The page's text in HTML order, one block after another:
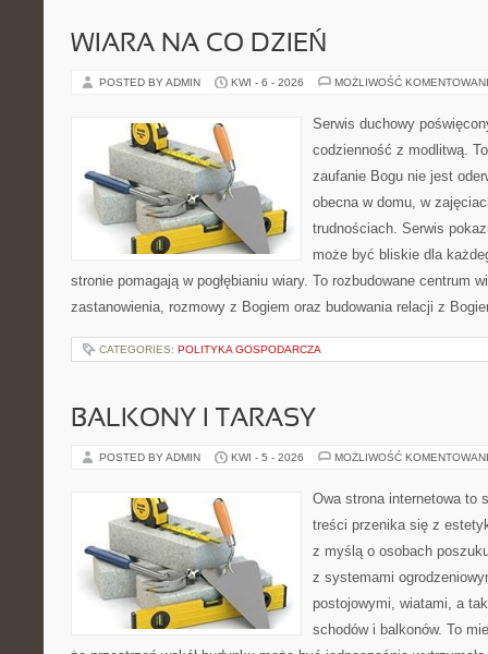
WIARA NA CO DZIEŃ
POSTED BY ADMIN KWI - 6 - 2026 MOŻLIWOŚĆ
Serwis duchowy
codzienność z modlitwą.
zaufanie Bogu nie jest
obecna w domu, w
trudnościach. Serwis
może być bliskie dla
stronie pomagają w pogłębianiu wiary. To rozbudowane centrum
zastanowienia, rozmowy z Bogiem oraz budowania relacji z
CATEGORIES: POLITYKA GOSPODARCZA
BALKONY I TARASY
POSTED BY ADMIN KWI - 5 - 2026 MOŻLIWOŚĆ
Owa strona internetowa to
treści przenika się z
z myślą o osobach
z systemami
postojowymi, wiatami, a
schodów i balkonów. To